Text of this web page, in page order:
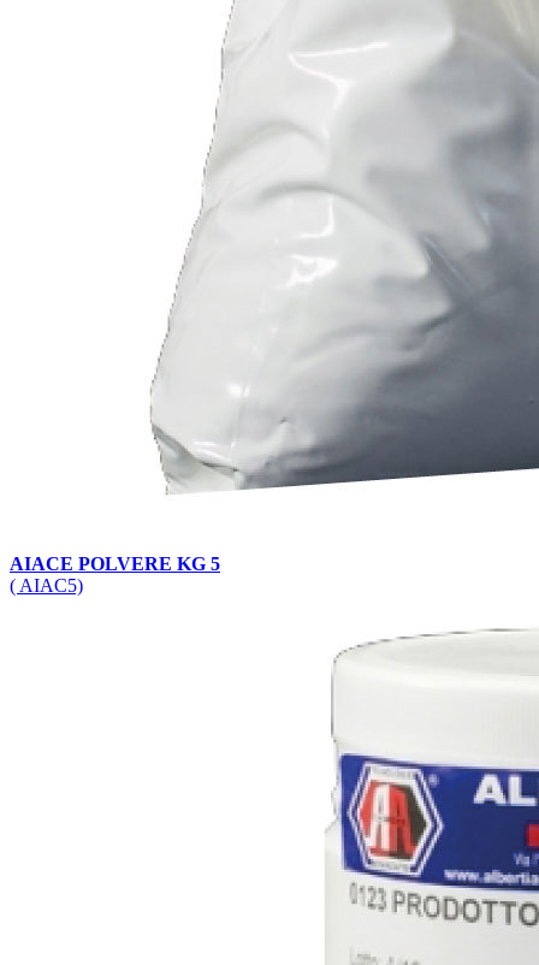
AIACE POLVERE KG 5
( AIAC5)